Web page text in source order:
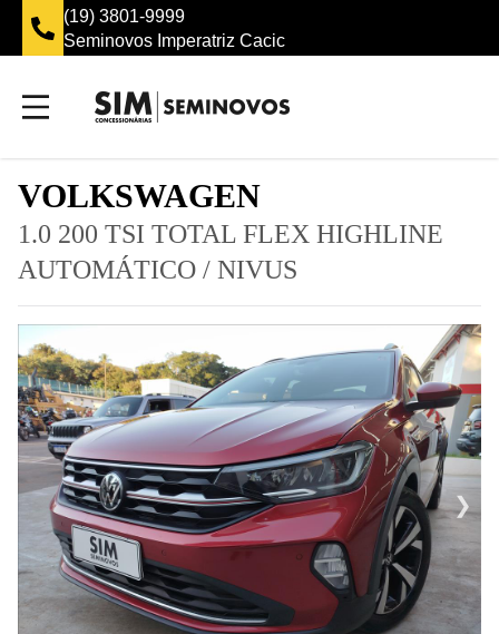
(19) 3801-9999
Seminovos Imperatriz Cacic
VOLKSWAGEN
1.0 200 TSI TOTAL FLEX HIGHLINE
AUTOMÁTICO/ NIVUS